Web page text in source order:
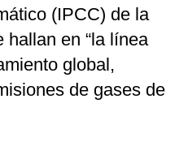
(IPCC) de la
hallan en “la línea
global,
de gases de